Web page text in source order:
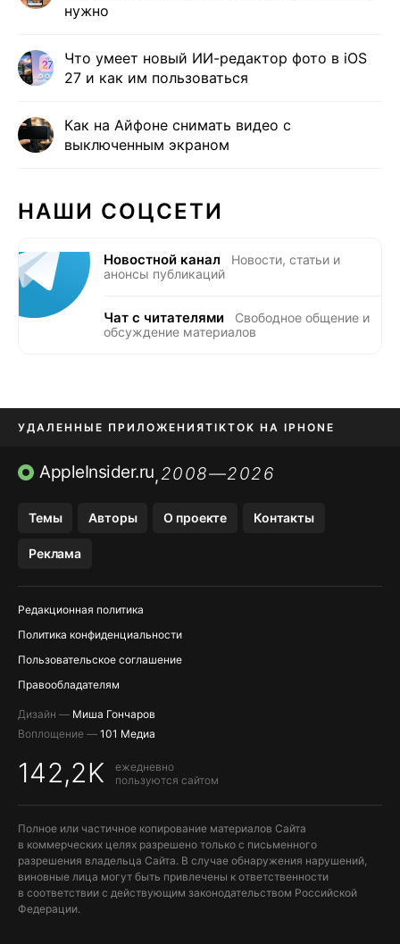
нужно
Что умеет новый ИИ-редактор фото в iOS
27 и как им пользоваться
Как на Айфоне снимать видео с
выключенным экраном
НАШИ СОЦСЕТИ
Новостной канал
Новости, статьи и
анонсы публикаций
Чат с читателями
Свободное общение и
обсуждение материалов
УДАЛЕННЫЕ ПРИЛОЖЕНИЯTIKTOK НА IPHONE
ПРИЛОЖЕНИЯ БЕЗ APP STORE
AppleInsider.ru,2008—2026
Темы Авторы О проекте Контакты
Реклама
Редакционная политика
Политика конфиденциальности
Пользовательское соглашение
Правообладателям
Дизайн — Миша Гончаров
Воплощение — 101 Медиа
142,2K
ежедневно
пользуются сайтом
Полное или частичное копирование материалов Сайта
в коммерческих целях разрешено только с письменного
разрешения владельца Сайта. В случае обнаружения нарушений,
виновные лица могут быть привлечены к ответственности
в соответствии с действующим законодательством Российской
Федерации.